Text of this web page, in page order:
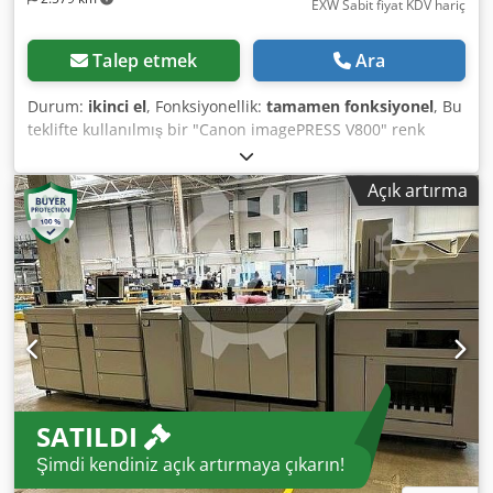
EXW Sabit fiyat KDV hariç
Talep etmek Ara
Durum: ikinci el, Fonksiyonellik: tamamen fonksiyonel, Bu
teklifte kullanılmış bir "Canon imagePRESS V800" renk
üretim sistemi satın alacaksınız. Satış konusu: 1 adet
Canon imagePRESS V800, aşağıdaki özelliklerle birlikte: *
Fiery E500-06 dahil * Booklet-Finisher-AG1 dahil * Paper
Deck Multi-drawer dahil * Duplex ADF / R-ADF dahil Uygun
donanıma sahip değil mi? Makineyi isteklerinize göre
yapılandırmak sorun değil. Lütfen bizimle iletişime geçin!
Sayaç değerleri: * Toplam: Yaklaşık 335.512 sayfa * Renkli:
Yaklaşık 188.426 sayfa * Siyah: Yaklaşık 147.086 sayfa
Durum: Bu teklif, kullanılmış bir cihazdır ve bazı kullanım
izleri (küçük çizikler veya sararmalar) olabilir. Dkedpfx
Ahezl Sg Rshjr Cihazın işlevselliği test edilmiştir. Paketleme
ve sevkiyat: Cihazı çalışma saatlerimiz içinde gelip
inceleyebilirsiniz. Lütfen bunun için bir randevu ayarlayın!
Denize dayanıklı paketleme ve dünya çapında sevkiyat
talep üzerine mümkündür! Sevkiyat veya teslimattan önce,
Açık artırma
SATILDI
Şimdi kendiniz açık artırmaya çıkarın!